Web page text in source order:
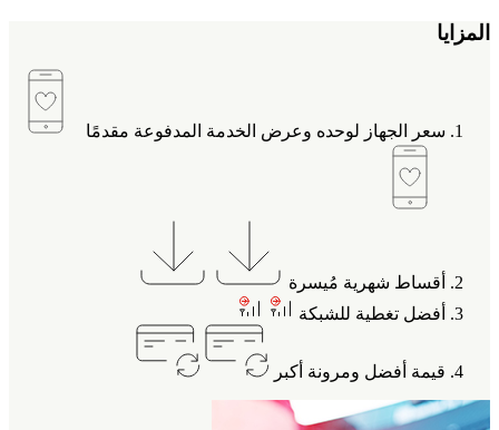
المزايا
سعر الجهاز لوحده وعرض الخدمة المدفوعة مقدمًا
أقساط شهرية مُيسرة
أفضل تغطية للشبكة
قيمة أفضل ومرونة أكبر